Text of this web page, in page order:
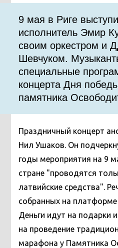
9 мая в Риге
исполнитель Эмир
своим оркестром и
Шевчуком.
специальные
концерта Дня
памятника
Праздничный концерт
Нил Ушаков. Он
годы мероприятия на 9
стране "проводятся
латвийские средства".
собранных на
Деньги идут на подарки
на проведение
марафона у Памятника